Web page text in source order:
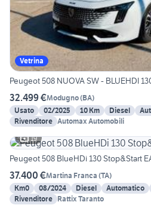
Vetrina
Peugeot 508 NUOVA SW - BLUEHDI
32.499 €Modugno(BA)
Usato
02/2025 10 Km Diesel
Rivenditore Automax Automobili
19
Peugeot 508 BlueHDi 130 Stop&Start
37.400 €Martina Franca (TA)
Km0
08/2024 Diesel Automatico
Rivenditore Rattix Taranto